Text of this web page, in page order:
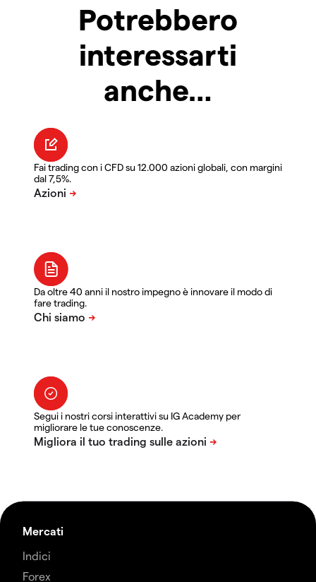
Potrebbero
interessarti
anche…
Fai trading con i CFD su 12.000 azioni globali, con margini
dal 7,5%.
Da oltre 40 anni il nostro impegno è innovare il modo di
fare trading.
Segui i nostri corsi interattivi su IG Academy per
migliorare le tue conoscenze.
Mercati
Indici
Forex